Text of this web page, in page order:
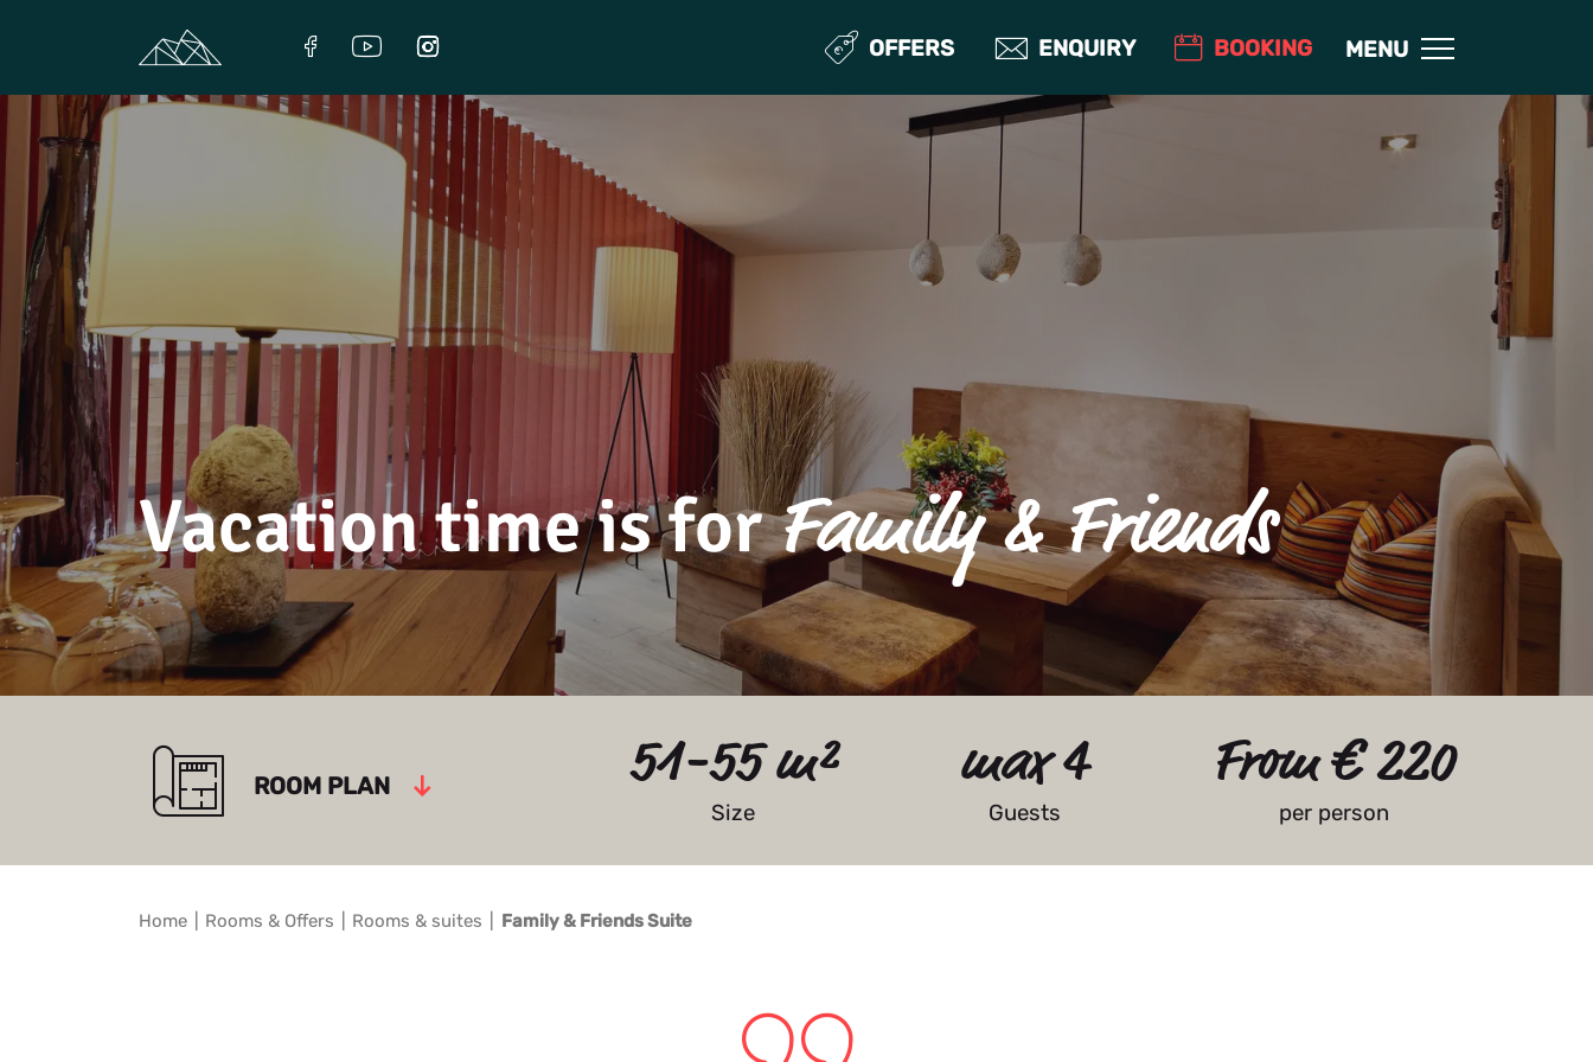
OFFERS ENQUIRY BOOKING MENU
Vacation time is forFamily & Friends
51-55 m²
Size
max 4
Guests
From € 220
per person
ROOM PLAN
Home Rooms & Offers Rooms & suites Family & Friends Suite